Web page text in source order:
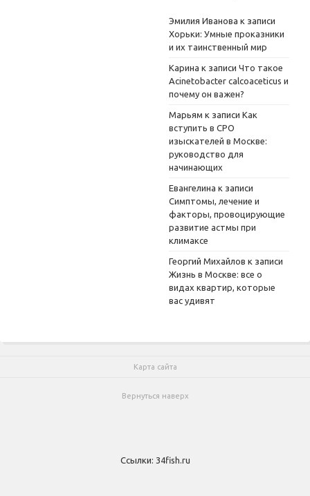
Эмилия Иванова к записи
Хорьки: Умные проказники
и их таинственный мир
Карина к записи Что такое
Acinetobacter calcoaceticus и
почему он важен?
Марьям к записи Как
вступить в СРО
изыскателей в Москве:
руководство для
начинающих
Евангелина к записи
Симптомы, лечение и
факторы, провоцирующие
развитие астмы при
климаксе
Георгий Михайлов к записи
Жизнь в Москве: все о
видах квартир, которые
вас удивят
Карта сайта
Вернуться наверх
Ссылки: 34fish.ru